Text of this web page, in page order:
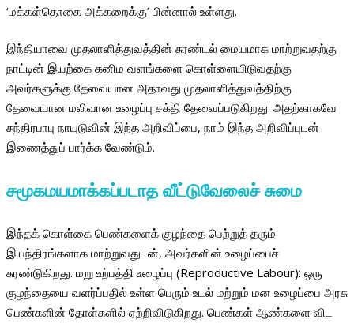
‘மக்கள்தொகை அக்கறைக்கு’ பின்னால் உள்ளது.
இந்தியாவை முதலாளித்துவத்தின் சுரண்டல் மையமாக மாற்றுவதற்கு
நாட்டின் இயற்கை கனிம வளங்களை கொள்ளையிடுவதற்கு
அவர்களுக்கு தேவையான அதாவது முதலாளித்துவத்திற்கு
தேவையான மலிவான உழைப்பு சக்தி தேவைப்படுகிறது. அதற்காகவே
சந்திரபாபு நாயுடுவின் இந்த அறிவிப்பை, நாம் இந்த அறிவிப்புடன்
இணைத்துப் பார்க்க வேண்டும்.
சமூகமயமாக்கப்படாத வீட்டுவேலைச் சுமை
இந்தக் கொள்கை பெண்களைக் குழந்தை பெற்றுத் தரும்
இயந்திரங்களாக மாற்றுவதுடன், அவர்களின் உழைப்பைச்
சுரண்டுகிறது. மறு உற்பத்தி உழைப்பு (Reproductive Labour): ஒரு
குழந்தையை வளர்ப்பதில் உள்ள பெரும் உடல் மற்றும் மன உழைப்பை அரசு
பெண்களின் தோள்களில் ஏற்றிவிடுகிறது. பெண்கள் ஆண்களை விட